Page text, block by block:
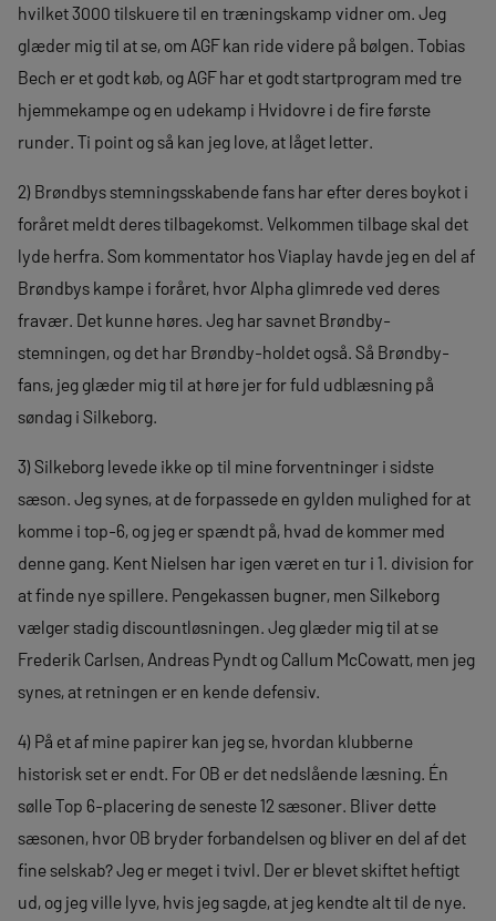
hvilket 3000 tilskuere til en træningskamp vidner om. Jeg
glæder mig til at se, om AGF kan ride videre på bølgen. Tobias
Bech er et godt køb, og AGF har et godt startprogram med tre
hjemmekampe og en udekamp i Hvidovre i de fire første
runder. Ti point og så kan jeg love, at låget letter.
2) Brøndbys stemningsskabende fans har efter deres boykot i
foråret meldt deres tilbagekomst. Velkommen tilbage skal det
lyde herfra. Som kommentator hos Viaplay havde jeg en del af
Brøndbys kampe i foråret, hvor Alpha glimrede ved deres
fravær. Det kunne høres. Jeg har savnet Brøndby-
stemningen, og det har Brøndby-holdet også. Så Brøndby-
fans, jeg glæder mig til at høre jer for fuld udblæsning på
søndag i Silkeborg.
3) Silkeborg levede ikke op til mine forventninger i sidste
sæson. Jeg synes, at de forpassede en gylden mulighed for at
komme i top-6, og jeg er spændt på, hvad de kommer med
denne gang. Kent Nielsen har igen været en tur i 1. division for
at finde nye spillere. Pengekassen bugner, men Silkeborg
vælger stadig discountløsningen. Jeg glæder mig til at se
Frederik Carlsen, Andreas Pyndt og Callum McCowatt, men jeg
synes, at retningen er en kende defensiv.
4) På et af mine papirer kan jeg se, hvordan klubberne
historisk set er endt. For OB er det nedslående læsning. Én
sølle Top 6-placering de seneste 12 sæsoner. Bliver dette
sæsonen, hvor OB bryder forbandelsen og bliver en del af det
fine selskab? Jeg er meget i tvivl. Der er blevet skiftet heftigt
ud, og jeg ville lyve, hvis jeg sagde, at jeg kendte alt til de nye.